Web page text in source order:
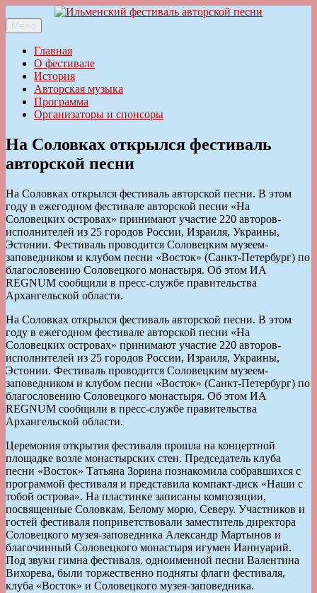
к
содержимому
Ильменский фестиваль авторской песни
Меню
Главная
О фестивале
История
Авторская музыка
Программа
Организаторы и спонсоры
На Соловках открылся фестиваль
авторской песни
На Соловках открылся фестиваль авторской песни. В этом
году в ежегодном фестивале авторской песни «На
Соловецких островах» принимают участие 220 авторов-
исполнителей из 25 городов России, Израиля, Украины,
Эстонии. Фестиваль проводится Соловецким музеем-
заповедником и клубом песни «Восток» (Санкт-Петербург) по
благословению Соловецкого монастыря. Об этом ИА
REGNUM сообщили в пресс-службе правительства
Архангельской области.
На Соловках открылся фестиваль авторской песни. В этом
году в ежегодном фестивале авторской песни «На
Соловецких островах» принимают участие 220 авторов-
исполнителей из 25 городов России, Израиля, Украины,
Эстонии. Фестиваль проводится Соловецким музеем-
заповедником и клубом песни «Восток» (Санкт-Петербург) по
благословению Соловецкого монастыря. Об этом ИА
REGNUM сообщили в пресс-службе правительства
Архангельской области.
Церемония открытия фестиваля прошла на концертной
площадке возле монастырских стен. Председатель клуба
песни «Восток» Татьяна Зорина познакомила собравшихся с
программой фестиваля и представила компакт-диск «Наши с
тобой острова». На пластинке записаны композиции,
посвященные Соловкам, Белому морю, Северу. Участников и
гостей фестиваля поприветствовали заместитель директора
Соловецкого музея-заповедника Александр Мартынов и
благочинный Соловецкого монастыря игумен Ианнуарий.
Под звуки гимна фестиваля, одноименной песни Валентина
Вихорева, были торжественно подняты флаги фестиваля,
клуба «Восток» и Соловецкого музея-заповедника.